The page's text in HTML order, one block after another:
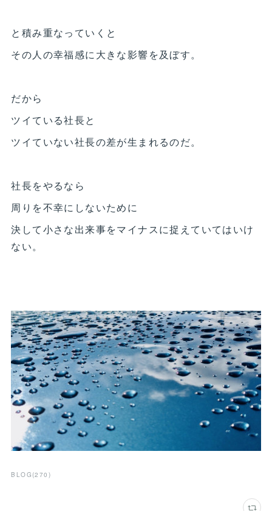
と積み重なっていくと
その人の幸福感に大きな影響を及ぼす。
だから
ツイている社長と
ツイていない社長の差が生まれるのだ。
社長をやるなら
周りを不幸にしないために
決して小さな出来事をマイナスに捉えていてはいけ
ない。
BLOG (270 )